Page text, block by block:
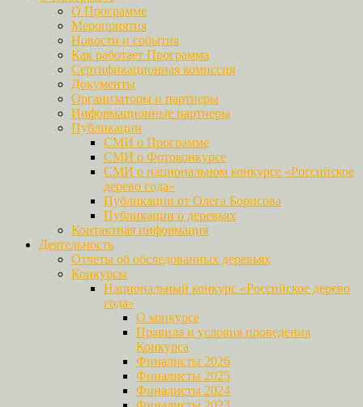
О Программе
Мероприятия
Новости и события
Как работает Программа
Сертификационная комиссия
Документы
Организаторы и партнеры
Информационные партнеры
Публикации
СМИ о Программе
СМИ о Фотоконкурсе
СМИ о национальном конкурсе «Российское
дерево года»
Публикации от Олега Борисова
Публикации о деревьях
Контактная информация
Деятельность
Отчеты об обследованных деревьях
Конкурсы
Национальный конкурс «Российское дерево
года»
О конкурсе
Правила и условия проведения
Конкурса
Финалисты 2026
Финалисты 2025
Финалисты 2024